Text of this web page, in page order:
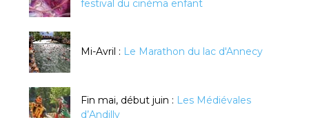
festival du cinéma enfant
Mi-Avril : Le Marathon du lac d'Annecy
Fin mai, début juin : Les Médiévales
d’Andilly